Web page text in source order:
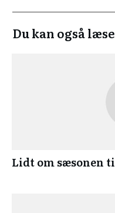
Du kan også
Lidt om sæsonen